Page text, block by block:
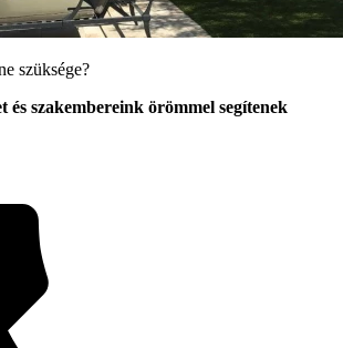
szüksége?
és szakembereink örömmel segítenek